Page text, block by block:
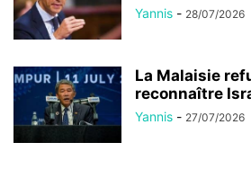
Yannis - 28/07/2026
La Malaisie
reconnaître
Yannis - 27/07/2026